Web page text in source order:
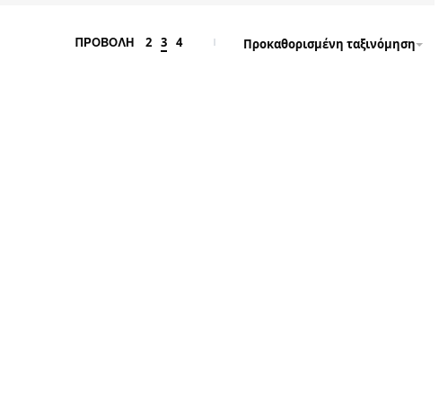
ΠΡΟΒΟΛΗ 2 3 4 Προκαθορισμένη ταξινόμηση